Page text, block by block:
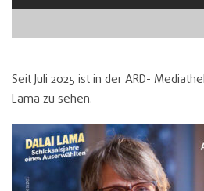
Seit Juli 2025 ist in der ARD-
Lama zu sehen.